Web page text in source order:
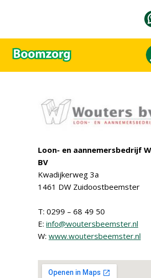
Loon- en aannemersbedrijf
BV
Kwadijkerweg 3a
1461 DW Zuidoostbeemster
T: 0299 – 68 49 50
E: info@woutersbeemster.nl
W: www.woutersbeemster.nl